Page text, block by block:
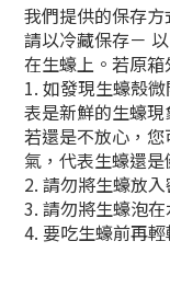
我們提供的保存方
請以冷藏保存－
在生蠔上。​若原
1. 如發現生蠔殼
表是新鮮的生蠔
若還是不放心，
氣，代表生蠔還是
2. 請勿將生蠔放
3. 請勿將生蠔泡
4. 要吃生蠔前再